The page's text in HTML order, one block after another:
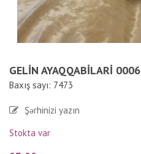
GELIN AYAQQABILARI 0006
Baxış sayı: 7473
Şərhinizi yazın
Stokta var